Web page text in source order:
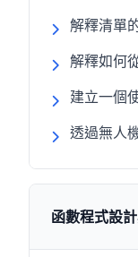
解釋清單
解釋如何
建立一個
透過無人
函數程式設